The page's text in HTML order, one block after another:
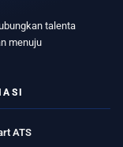
talenta
menuju
ATS